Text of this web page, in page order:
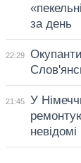
за день
22:29
21:45
У